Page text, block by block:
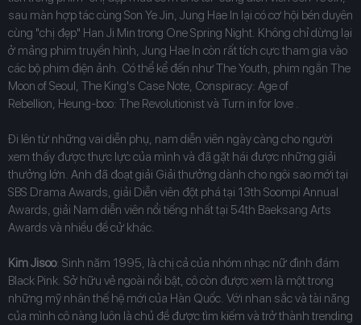
sau màn hợp tác cùng Son Ye Jin, Jung Hae In lại có cơ hội bén duyên
cùng "chị đẹp" Han Ji Min trong One Spring Night. Không chỉ dừng lại
ở mảng phim truyền hình, Jung Hae In còn rất tích cực tham gia vào
các bộ phim điện ảnh. Có thể kể đến như The Youth, phim ngắn The
Moon of Seoul, The King's Case Note, Conspiracy: Age of
Rebellion, Heung-boo: The Revolutionist và Turn in for love .
Đi lên từ những vai diễn phụ, nam diễn viên ngày càng cho người
xem thấy được thực lực của mình và đã gặt hái được những giải
thưởng lớn. Anh đã đoạt giải Giải thưởng dành cho ngôi sao mới tại
SBS Drama Awards, giải Diễn viên đột phá tại 13th Soompi Annual
Awards, giải Nam diễn viên nổi tiếng nhất tại 54th Baeksang Arts
Awards và nhiều đề cử khác.
Kim Jisoo: Sinh năm 1995, là chị cả của nhóm nhạc nữ đình đám
Black Pink. Sở hữu vẻ ngoài nổi bật, cô còn được xem là một trong
những mỹ nhân thế hệ mới của Hàn Quốc. Với nhan sắc và tài năng
của mình cô nàng luôn là chủ đề được tìm kiếm và trở thành trending